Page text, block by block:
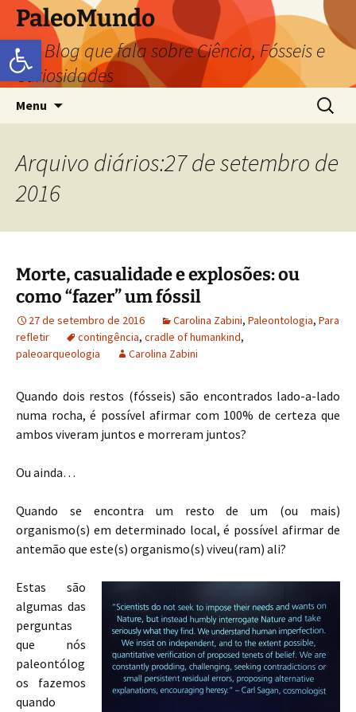
Abrir a barra de ferramentas
PaleoMundo
um Blog que fala sobre Ciência, Fósseis e
Curiosidades
Menu
Arquivo diários:27 de setembro de
2016
Morte, casualidade e explosões: ou
como “fazer” um fóssil
27 de setembro de 2016 Carolina Zabini, Paleontologia, Para
refletir
contingência, cradle of humankind,
paleoarqueologia
Carolina Zabini
Quando dois restos (fósseis) são encontrados lado-a-lado
numa rocha, é possível afirmar com 100% de certeza que
ambos viveram juntos e morreram juntos?
Ou ainda…
Quando se encontra um resto de um (ou mais)
organismo(s) em determinado local, é possível afirmar de
antemão que este(s) organismo(s) viveu(ram) ali?
Estas são
algumas das
perguntas
que nós
paleontólog
os fazemos
quando